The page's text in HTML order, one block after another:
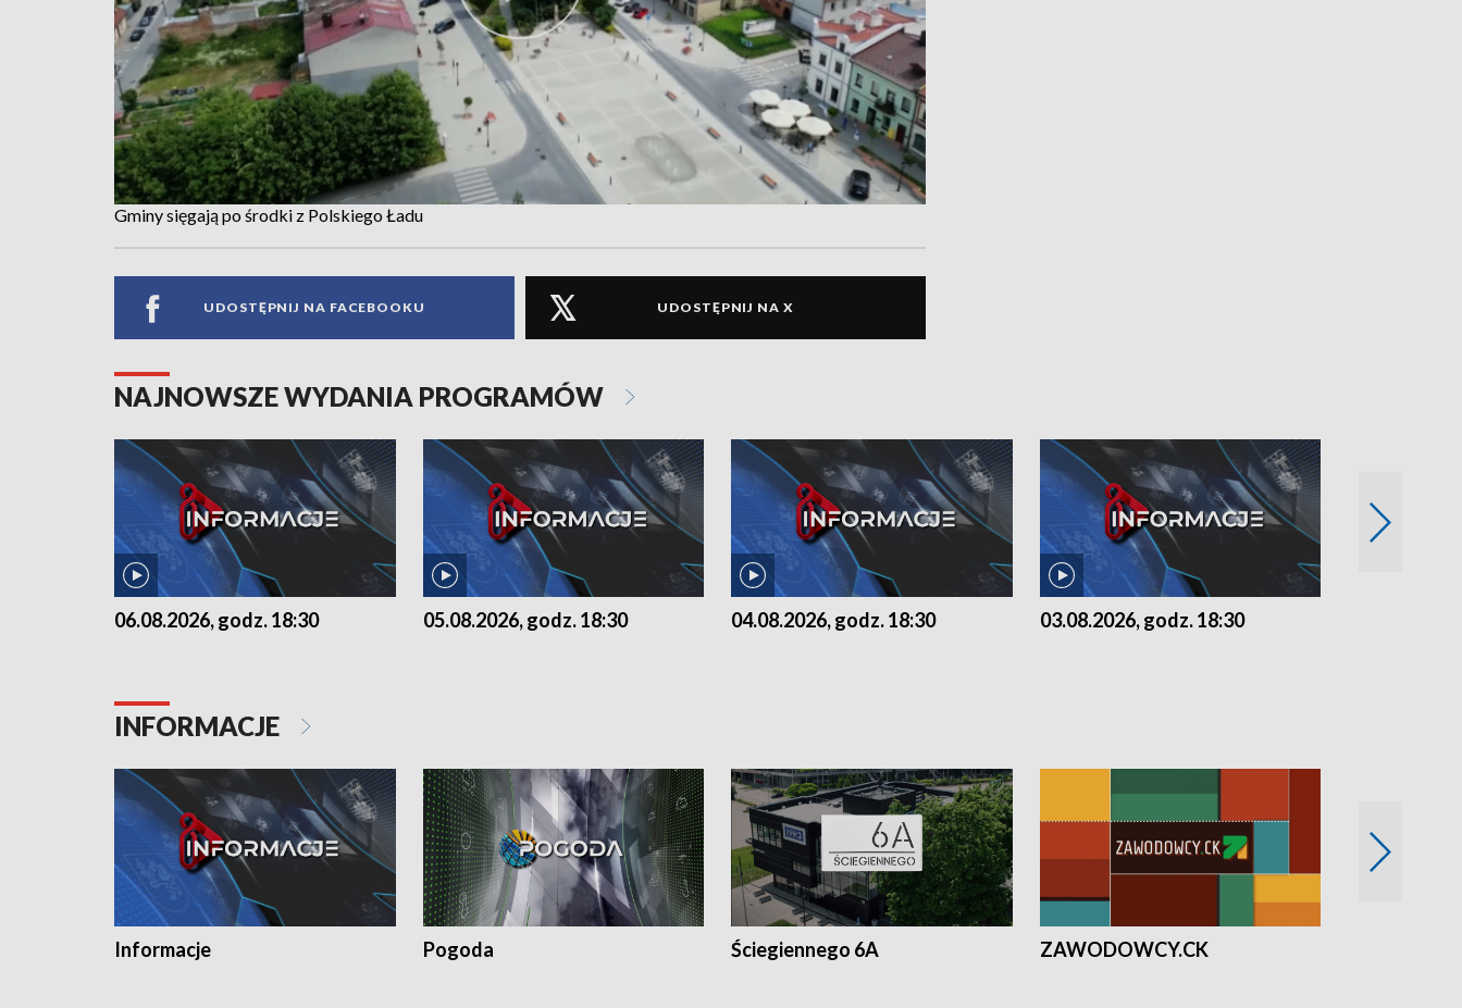
Gminy sięgają po środki z Polskiego Ładu
UDOSTĘPNIJ NA FACEBOOKU UDOSTĘPNIJ NA X
NAJNOWSZE WYDANIA PROGRAMÓW
06.08.2026, godz. 18:30 05.08.2026, godz. 18:30 04.08.2026, godz. 18:30 03.08.2026, godz. 18:30
INFORMACJE
Informacje Pogoda Ściegiennego 6A ZAWODOWCY.CK